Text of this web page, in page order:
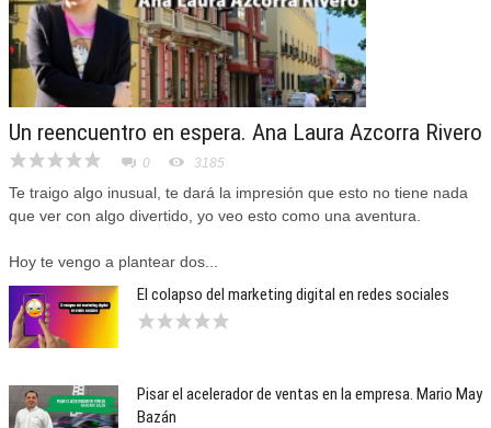
Un reencuentro en espera. Ana Laura Azcorra Rivero
0 3185
Te traigo algo inusual, te dará la impresión que esto no tiene nada
que ver con algo divertido, yo veo esto como una aventura.
Hoy te vengo a plantear dos...
El colapso del marketing digital en redes sociales
Pisar el acelerador de ventas en la empresa. Mario May
Bazán